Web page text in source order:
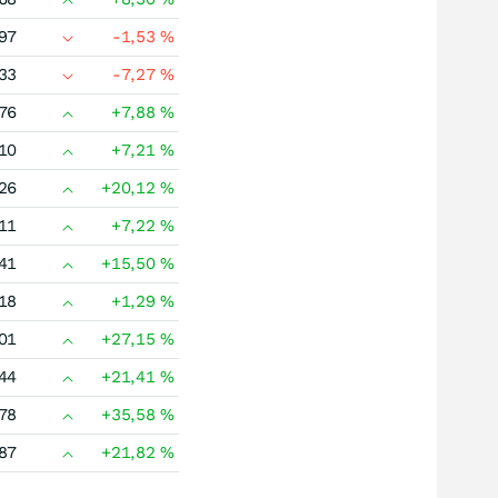
-1,53%
-7,27%
+7,88%
+7,21%
+20,12%
+7,22%
+15,50%
+1,29%
+27,15%
+21,41%
+35,58%
+21,82%